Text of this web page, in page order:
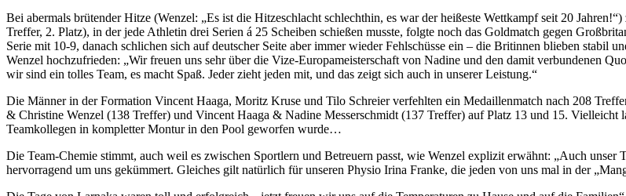
Bei abermals brütender Hitze (Wenzel: „Es ist die Hitzeschlacht schlechthin, es war der heißeste Wettkampf seit 20
Treffer, 2. Platz), in der jede Athletin drei Serien á 25 Scheiben schießen musste, folgte noch das Goldmatch gegen
Serie mit 10-9, danach schlichen sich auf deutscher Seite aber immer wieder Fehlschüsse ein – die Britinnen blieben stabil
Wenzel hochzufrieden: „Wir freuen uns sehr über die Vize-Europameisterschaft von Nadine und den damit verbundenen
wir sind ein tolles Team, es macht Spaß. Jeder zieht jeden mit, und das zeigt sich auch in unserer Leistung.“
Die Männer in der Formation Vincent Haaga, Moritz Kruse und Tilo Schreier verfehlten ein Medaillenmatch nach 208
& Christine Wenzel (138 Treffer) und Vincent Haaga & Nadine Messerschmidt (137 Treffer) auf Platz 13 und 15. Vielleicht
Teamkollegen in kompletter Montur in den Pool geworfen wurde…
Die Team-Chemie stimmt, auch weil es zwischen Sportlern und Betreuern passt, wie Wenzel explizit erwähnt: „Auch unser
hervorragend um uns gekümmert. Gleiches gilt natürlich für unseren Physio Irina Franke, die jeden von uns mal in der